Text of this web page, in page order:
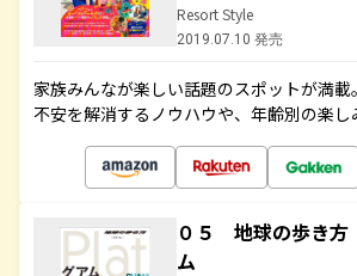
Resort Style
2019.07.10 発売
家族みんなが楽しい話題のスポットが満
不安を解消するノウハウや、年齢別の楽し
０５ 地球の歩き
ム